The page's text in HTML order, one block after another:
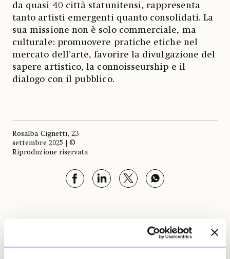
da quasi 40 città statunitensi, rappresenta
tanto artisti emergenti quanto consolidati. La
sua missione non è solo commerciale, ma
culturale: promuovere pratiche etiche nel
mercato dell’arte, favorire la divulgazione del
sapere artistico, la connoisseurship e il
dialogo con il pubblico.
Rosalba Cignetti, 23
settembre 2025 | ©
Riproduzione riservata